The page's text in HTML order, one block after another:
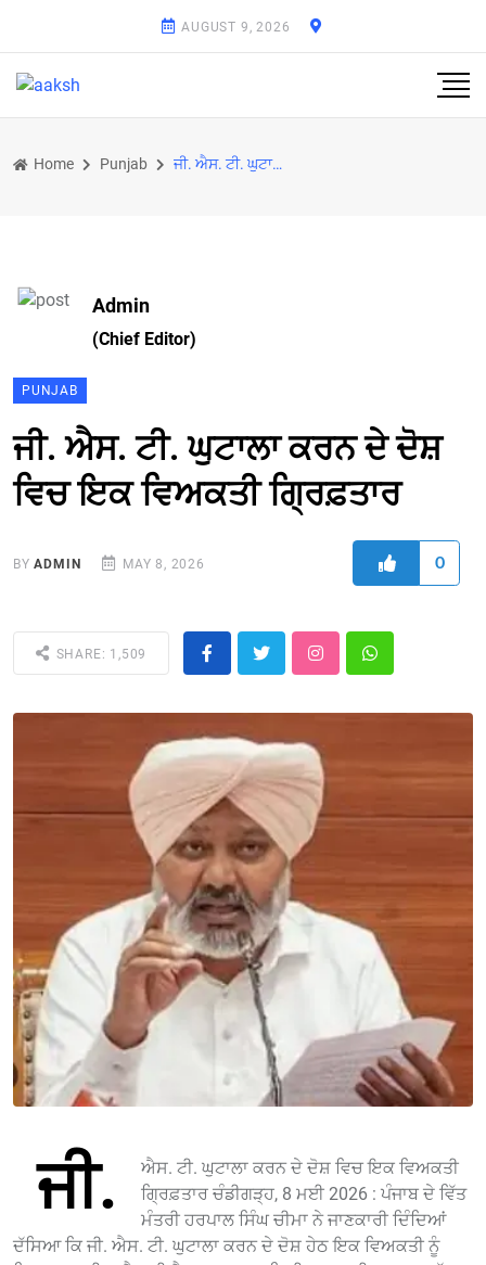
AUGUST 9, 2026
Home Punjab ਜੀ. ਐਸ. ਟੀ. ਘੁਟਾਲਾ ਕਰਨ ਦੇ ਦੋਸ਼ ਵਿਚ ਇਕ ਵਿਅਕਤੀ ਗ੍ਰਿਫ਼ਤਾਰ
Admin
(Chief Editor)
PUNJAB
ਜੀ. ਐਸ. ਟੀ. ਘੁਟਾਲਾ ਕਰਨ ਦੇ ਦੋਸ਼
ਵਿਚ ਇਕ ਵਿਅਕਤੀ ਗ੍ਰਿਫ਼ਤਾਰ
BYADMIN MAY 8, 2026 0
SHARE: 1,509
ਜੀ.
ਐਸ. ਟੀ. ਘੁਟਾਲਾ ਕਰਨ ਦੇ ਦੋਸ਼ ਵਿਚ ਇਕ ਵਿਅਕਤੀ
ਗ੍ਰਿਫ਼ਤਾਰ ਚੰਡੀਗੜ੍ਹ, 8 ਮਈ 2026 : ਪੰਜਾਬ ਦੇ ਵਿੱਤ
ਮੰਤਰੀ ਹਰਪਾਲ ਸਿੰਘ ਚੀਮਾ ਨੇ ਜਾਣਕਾਰੀ ਦਿੰਦਿਆਂ
ਦੱਸਿਆ ਕਿ ਜੀ. ਐਸ. ਟੀ. ਘੁਟਾਲਾ ਕਰਨ ਦੇ ਦੋਸ਼ ਹੇਠ ਇਕ ਵਿਅਕਤੀ ਨੂੰ